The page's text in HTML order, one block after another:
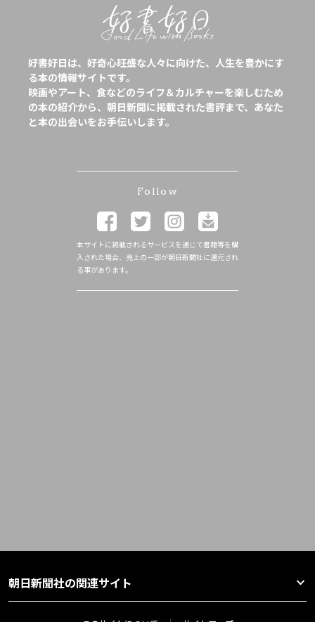
好書好日は、好奇心旺盛な人々に向けた、人生を豊かにす
る本の情報サイトです。
映画やアート、食などのライフ＆カルチャーを楽しむため
の本の紹介から、朝日新聞に掲載された書評まで、あなた
と本の出会いをお手伝いします。
Follow
本サイトに掲載されるサービスを通じて書籍等を購
入された場合、売上の一部が朝日新聞社に還元され
る事があります。
朝日新聞社の関連サイト